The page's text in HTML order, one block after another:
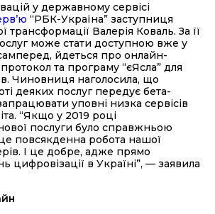
у державному сервісі
“РБК-Україна” заступниця
трансформації Валерія Коваль. За її
може стати доступною вже у
йдеться про онлайн-
та програму “єЯсла” для
Чиновниця наголосила, що
деяких послуг передує бета-
уповні низка сервісів
“Якщо у 2019 році
послуги було справжньою
повсякденна робота нашої
І це добре, адже прямо
цифровізації в Україні”, — заявила